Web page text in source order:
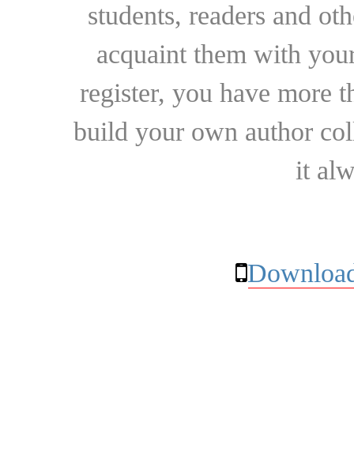
students, readers and
acquaint them with
register, you have more
build your own author
it